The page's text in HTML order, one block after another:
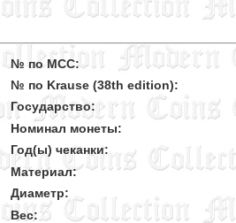
№ по MCC:
№ по Krause (38th edition):
Государство:
Номинал монеты:
Год(ы) чеканки:
Материал:
Диаметр:
Вес: